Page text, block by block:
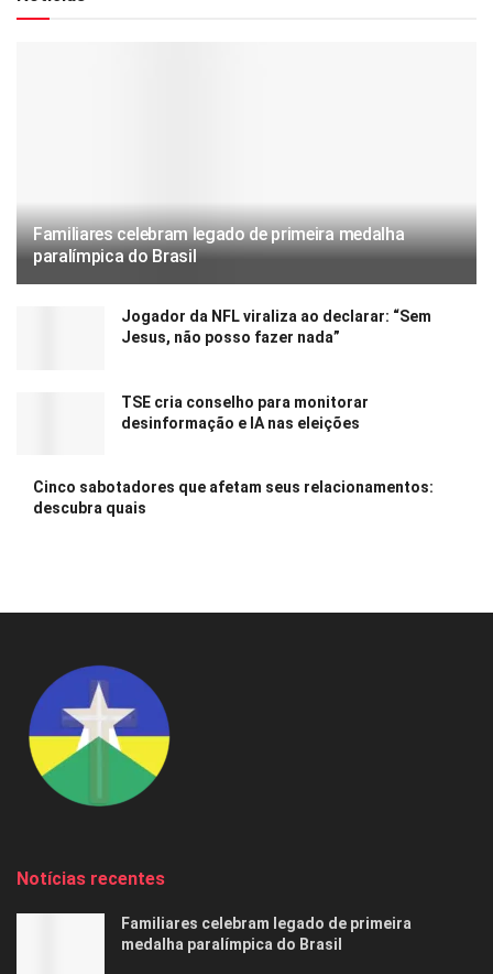
Familiares celebram legado de primeira medalha
paralímpica do Brasil
Jogador da NFL viraliza ao declarar: “Sem
Jesus, não posso fazer nada”
TSE cria conselho para monitorar
desinformação e IA nas eleições
Cinco sabotadores que afetam seus relacionamentos:
descubra quais
Notícias recentes
Familiares celebram legado de primeira
medalha paralímpica do Brasil